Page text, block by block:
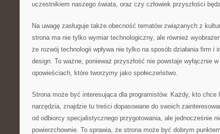
uczestnikiem naszego świata, oraz czy człowiek przyszłości
Na uwagę zasługuje także obecność tematów związanych z
strona ma nie tylko wymiar technologiczny, ale również
że rozwój technologii wpływa nie tylko na sposób działania firm i
design. To ważne, ponieważ przyszłość nie powstaje wyłącznie
opowieściach, które tworzymy jako społeczeństwo.
Strona może być interesująca dla programistów. Każdy, kto chce
narzędzia, znajdzie tu treści dopasowane do swoich
od odbiorcy specjalistycznego przygotowania, ale jednocześnie
powierzchownie. To sprawia, że strona może być dobrym